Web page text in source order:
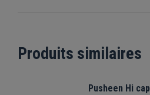
Produits similaires
Pusheen Hi cap